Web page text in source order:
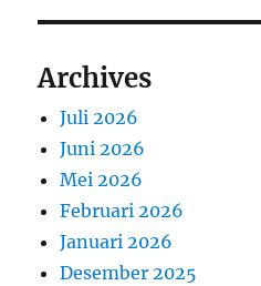
Archives
Juli 2026
Juni 2026
Mei 2026
Februari 2026
Januari 2026
Desember 2025